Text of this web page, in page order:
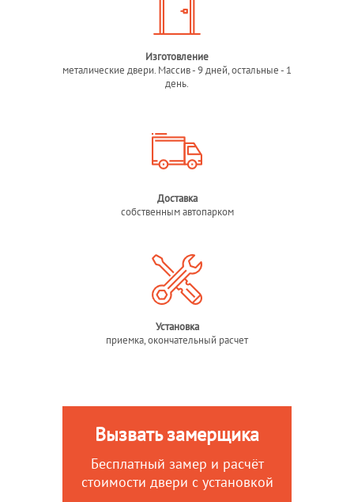
Изготовление
металические двери. Массив - 9 дней, остальные - 1
день.
Доставка
собственным автопарком
Установка
приемка, окончательный расчет
Вызвать замерщика
Бесплатный замер и расчёт
стоимости двери с установкой